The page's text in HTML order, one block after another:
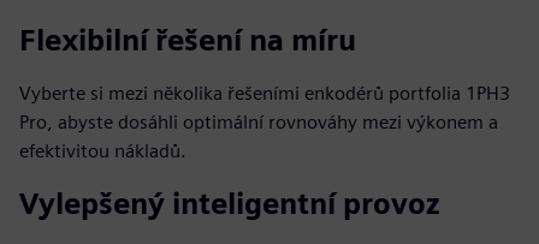
Flexibilní řešení na míru
Vyberte si mezi několika řešeními enkodérů portfolia 1PH3
Pro, abyste dosáhli optimální rovnováhy mezi výkonem a
efektivitou nákladů.
Vylepšený inteligentní provoz